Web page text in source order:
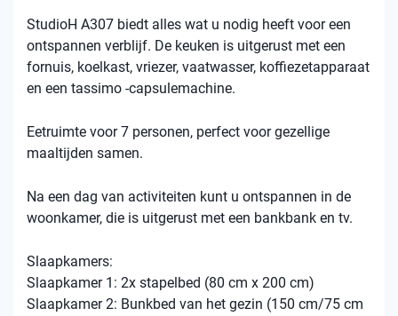
StudioH A307 biedt alles wat u nodig heeft voor een
ontspannen verblijf. De keuken is uitgerust met een
fornuis, koelkast, vriezer, vaatwasser, koffiezetapparaat
en een tassimo -capsulemachine.
Eetruimte voor 7 personen, perfect voor gezellige
maaltijden samen.
Na een dag van activiteiten kunt u ontspannen in de
woonkamer, die is uitgerust met een bankbank en tv.
Slaapkamers:
Slaapkamer 1: 2x stapelbed (80 cm x 200 cm)
Slaapkamer 2: Bunkbed van het gezin (150 cm/75 cm